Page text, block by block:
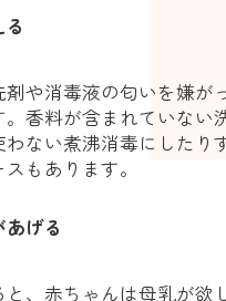
や消毒液の匂いを嫌が
香料が含まれていない
ない煮沸消毒にしたり
もあります。
げる
、赤ちゃんは母乳が欲